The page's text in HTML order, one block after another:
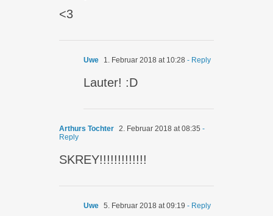
<3
Uwe 1. Februar 2018 at 10:28 - Reply
Lauter! :D
Arthurs Tochter 2. Februar 2018 at 08:35 -
Reply
SKREY!!!!!!!!!!!!!
Uwe 5. Februar 2018 at 09:19 - Reply